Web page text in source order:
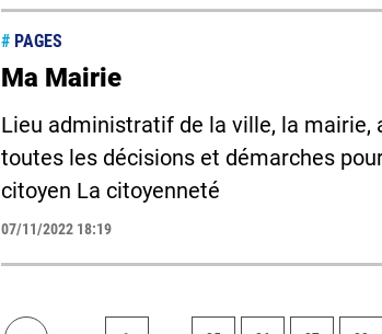
# PAGES
Ma Mairie
Lieu administratif de la ville, la mairie,
toutes les décisions et démarches
citoyen La citoyenneté
07/11/2022 18:19